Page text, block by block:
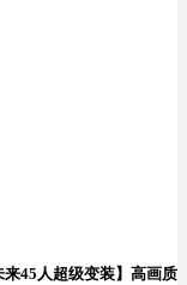
45人超级变装】高画质